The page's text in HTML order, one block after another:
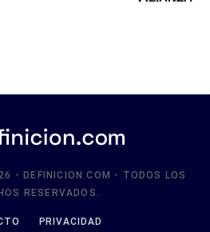
- DEFINICION.COM - TODOS LOS
RESERVADOS.
PRIVACIDAD